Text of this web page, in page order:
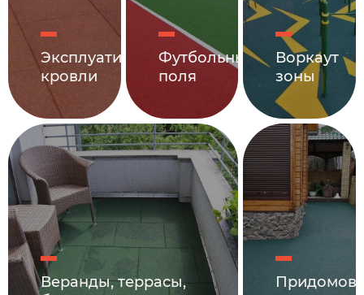
Эксплуатируемые
кровли
Футбольные
поля
Воркаут
зоны
Веранды, террасы,